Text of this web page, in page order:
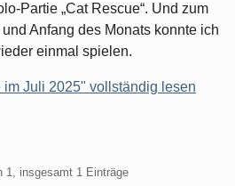
Partie „Cat Rescue“. Und zum
Anfang des Monats konnte ich
einmal spielen.
Juli 2025" vollständig lesen
1, insgesamt 1 Einträge